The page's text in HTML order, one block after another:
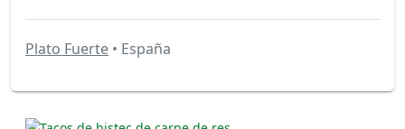
Plato Fuerte • España